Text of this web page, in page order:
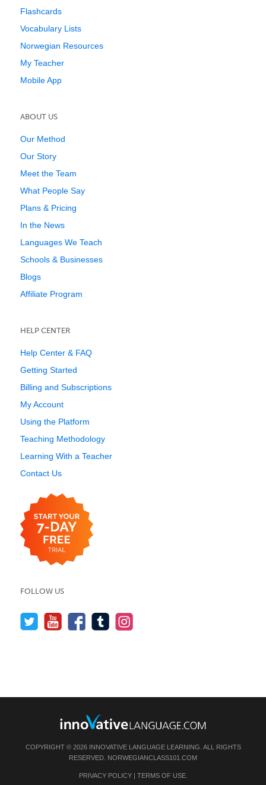
Flashcards
Vocabulary Lists
Norwegian Resources
My Teacher
Mobile App
ABOUT US
Our Method
Our Story
Meet the Team
What People Say
Plans & Pricing
In the News
Languages We Teach
Schools & Businesses
Blogs
Affiliate Program
HELP CENTER
Help Center & FAQ
Getting Started
Billing and Subscriptions
My Account
Using the Platform
Teaching Methodology
Learning With a Teacher
Contact Us
FOLLOW US
COPYRIGHT © 2026 INNOVATIVE LANGUAGE LEARNING. ALL RIGHTS
RESERVED. NORWEGIANCLASS101.COM
PRIVACY POLICY| TERMS OF USE.